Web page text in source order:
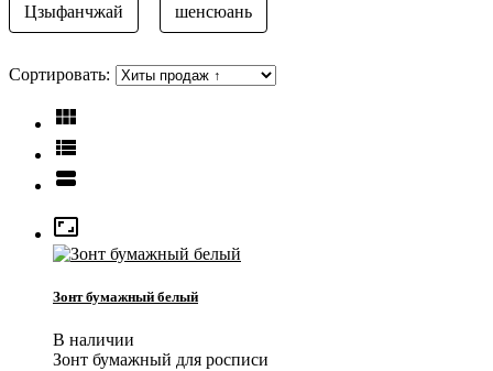
Цзыфанчжай шенсюань
Сортировать:




Зонт бумажный белый
В наличии
Зонт бумажный для росписи